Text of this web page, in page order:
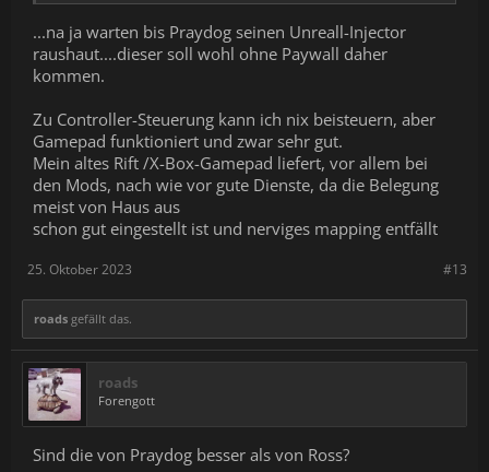
...na ja warten bis Praydog seinen Unreall-Injector
raushaut....dieser soll wohl ohne Paywall daher
kommen.
Zu Controller-Steuerung kann ich nix beisteuern, aber
Gamepad funktioniert und zwar sehr gut.
Mein altes Rift /X-Box-Gamepad liefert, vor allem bei
den Mods, nach wie vor gute Dienste, da die Belegung
meist von Haus aus
schon gut eingestellt ist und nerviges mapping entfällt
#13
25. Oktober 2023
roads gefällt das.
roads
Forengott
Sind die von Praydog besser als von Ross?